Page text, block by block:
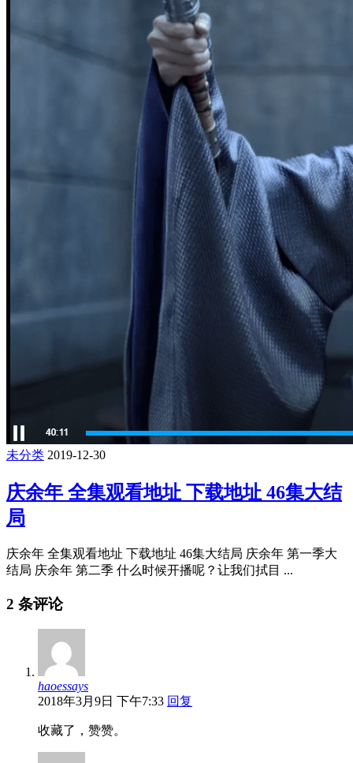
未分类 2019-12-30
庆余年 全集观看地址 下载地址 46集大结
局
庆余年 全集观看地址 下载地址 46集大结局 庆余年 第一季大
结局 庆余年 第二季 什么时候开播呢？让我们拭目 ...
2 条评论
haoessays
2018年3月9日 下午7:33 回复
收藏了，赞赞。